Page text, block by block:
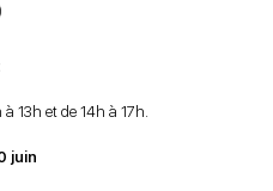
13h et de 14h à 17h.
juin